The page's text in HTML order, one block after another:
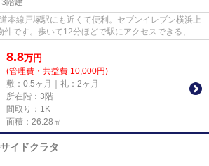
3階建
本線戸塚駅にも近くて便利。セブンイレブン横浜上
です。歩いて12分ほどで駅にアクセスできる、立
こ...
8.8万円
(管理費・共益費 10,000円)
敷：0.5ヶ月｜礼：2ヶ月
所在階：3階
間取り：1K
面積：26.28㎡
イドクラタ